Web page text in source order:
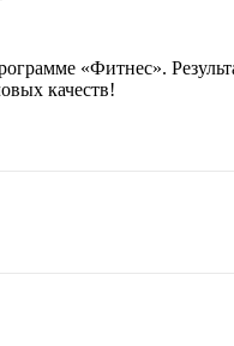
«Фитнес».
качеств!